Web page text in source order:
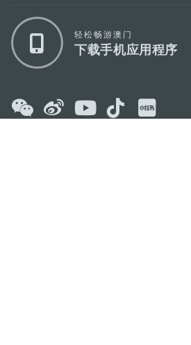
轻松畅游澳门
下载手机应用程序